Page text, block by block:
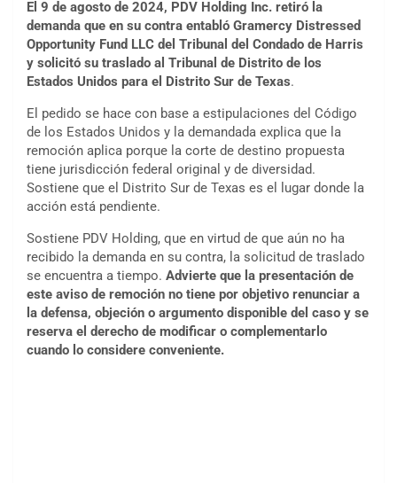
El 9 de agosto de 2024, PDV Holding Inc. retiró la
demanda que en su contra entabló Gramercy Distressed
Opportunity Fund LLC del Tribunal del Condado de Harris
y solicitó su traslado al Tribunal de Distrito de los
Estados Unidos para el Distrito Sur de Texas.
El pedido se hace con base a estipulaciones del Código
de los Estados Unidos y la demandada explica que la
remoción aplica porque la corte de destino propuesta
tiene jurisdicción federal original y de diversidad.
Sostiene que el Distrito Sur de Texas es el lugar donde la
acción está pendiente.
Sostiene PDV Holding, que en virtud de que aún no ha
recibido la demanda en su contra, la solicitud de traslado
se encuentra a tiempo. Advierte que la presentación de
este aviso de remoción no tiene por objetivo renunciar a
la defensa, objeción o argumento disponible del caso y se
reserva el derecho de modificar o complementarlo
cuando lo considere conveniente.